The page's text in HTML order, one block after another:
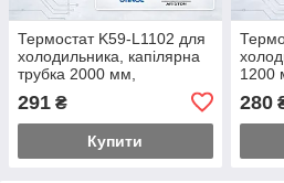
Термостат K59-L1102 для
холодильника, капілярна
трубка 2000 мм,
291 ₴
Купити
1200
280